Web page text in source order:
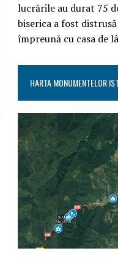
lucrările au durat 75
biserica a fost
împreună cu casa de
HARTA MONUMENTELOR